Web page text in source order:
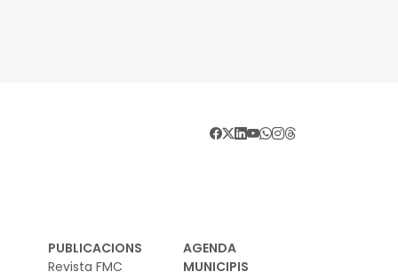
energètica, ja que qualsevol entitat
PUBLICACIONS
Revista FMC
AGENDA
MUNICIPIS